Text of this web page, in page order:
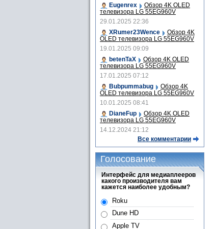
Eugenrex Обзор 4K OLED
телевизора LG 55EG960V
29.01.2025 22:36
XRumer23Wence
Обзор 4K
OLED телевизора LG 55EG960V
19.01.2025 09:09
betenTaX
Обзор 4K OLED
телевизора LG 55EG960V
17.01.2025 07:12
Bubpummabug
Обзор 4K
OLED телевизора LG 55EG960V
10.01.2025 08:41
DianeFup
Обзор 4K OLED
телевизора LG 55EG960V
14.12.2024 21:12
Все комментарии
Голосование
Интерфейс для медиаплееров
какого производителя вам
кажется наиболее удобным?
Roku
Dune HD
Apple TV